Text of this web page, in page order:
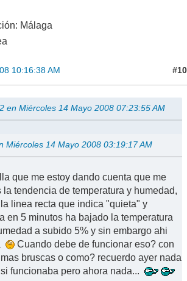
Málaga
10:16:38 AM #10
en Miércoles 14 Mayo 2008 07:23:55 AM
Miércoles 14 Mayo 2008 03:19:17 AM
que me estoy dando cuenta que me
la tendencia de temperatura y humedad,
linea recta que indica "quieta" y
en 5 minutos ha bajado la temperatura
a subido 5% y sin embargo ahi
Cuando debe de funcionar eso? con
bruscas o como? recuerdo ayer nada
funcionaba pero ahora nada...